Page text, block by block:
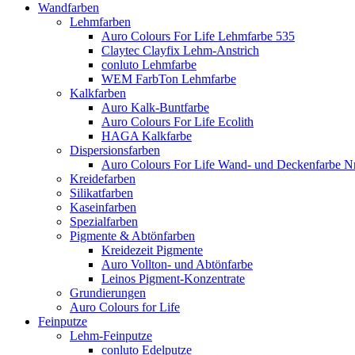
Wandfarben
Lehmfarben
Auro Colours For Life Lehmfarbe 535
Claytec Clayfix Lehm-Anstrich
conluto Lehmfarbe
WEM FarbTon Lehmfarbe
Kalkfarben
Auro Kalk-Buntfarbe
Auro Colours For Life Ecolith
HAGA Kalkfarbe
Dispersionsfarben
Auro Colours For Life Wand- und Deckenfarbe
Kreidefarben
Silikatfarben
Kaseinfarben
Spezialfarben
Pigmente & Abtönfarben
Kreidezeit Pigmente
Auro Vollton- und Abtönfarbe
Leinos Pigment-Konzentrate
Grundierungen
Auro Colours for Life
Feinputze
Lehm-Feinputze
conluto Edelputze